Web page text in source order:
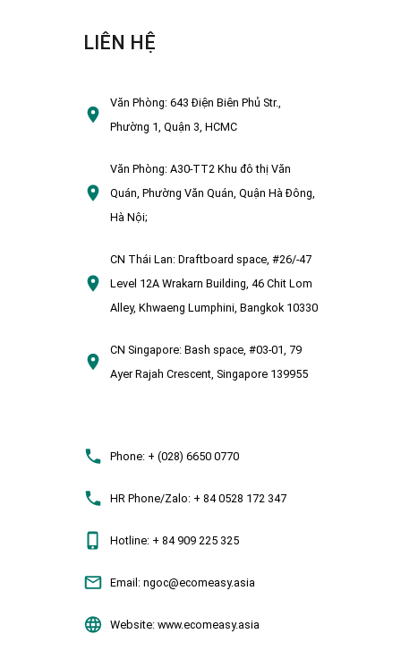
LIÊN HỆ
Văn Phòng:643 Điện Biên Phủ Str.,
Phường 1, Quận 3, HCMC
Văn Phòng:A30-TT2 Khu đô thị Văn
Quán, Phường Văn Quán, Quận Hà Đông,
Hà Nội;
CN Thái Lan: Draftboard space, #26/-47
Level 12A Wrakarn Building, 46 Chit Lom
Alley, Khwaeng Lumphini, Bangkok 10330
CN Singapore: Bash space, #03-01, 79
Ayer Rajah Crescent, Singapore 139955
Phone:+ (028) 6650 0770
HR Phone/Zalo:+ 84 0528 172 347
Hotline:+ 84 909 225 325
Email: ngoc@ecomeasy.asia
Website:www.ecomeasy.asia